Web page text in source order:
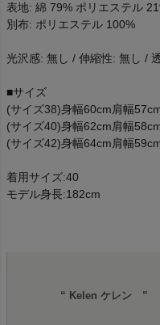
表地: 綿 79% ポリエステル
別布: ポリエステル 100%
光沢感: 無し / 伸縮性: 無し /
■サイズ
(サイズ38)身幅60cm肩幅
(サイズ40)身幅62cm肩幅
(サイズ42)身幅64cm肩幅
着用サイズ:40
モデル身長:182cm
“ Kelen ケレン ”